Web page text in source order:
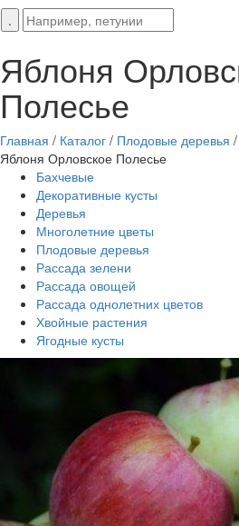
Яблоня
Полесье
Главная / Каталог / Плодовые деревья /
Яблоня Орловское Полесье
Бахчевые
Декоративные кусты
Деревья
Многолетние цветы
Плодовые деревья
Рассада зелени
Рассада овощей
Рассада однолетних цветов
Хвойные растения
Ягодные кусты